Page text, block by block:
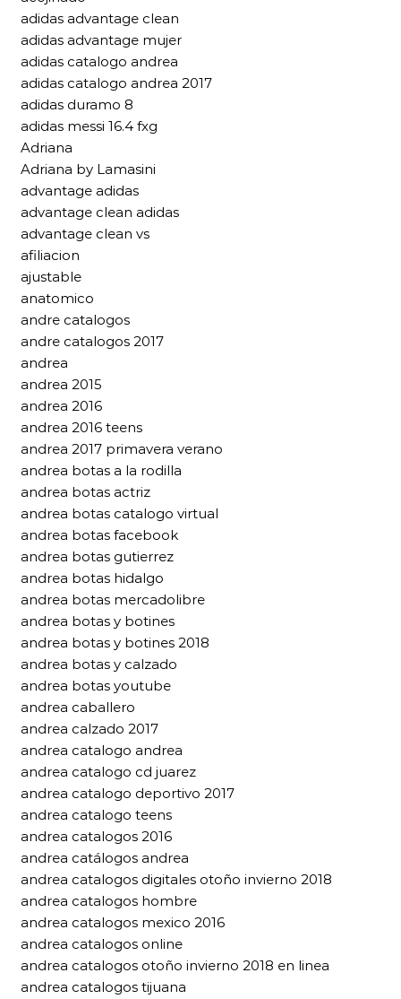
adidas advantage clean
adidas advantage mujer
adidas catalogo andrea
adidas catalogo andrea 2017
adidas duramo 8
adidas messi 16.4 fxg
Adriana
Adriana by Lamasini
advantage adidas
advantage clean adidas
advantage clean vs
afiliacion
ajustable
anatomico
andre catalogos
andre catalogos 2017
andrea
andrea 2015
andrea 2016
andrea 2016 teens
andrea 2017 primavera verano
andrea botas a la rodilla
andrea botas actriz
andrea botas catalogo virtual
andrea botas facebook
andrea botas gutierrez
andrea botas hidalgo
andrea botas mercadolibre
andrea botas y botines
andrea botas y botines 2018
andrea botas y calzado
andrea botas youtube
andrea caballero
andrea calzado 2017
andrea catalogo andrea
andrea catalogo cd juarez
andrea catalogo deportivo 2017
andrea catalogo teens
andrea catalogos 2016
andrea catálogos andrea
andrea catalogos digitales otoño invierno 2018
andrea catalogos hombre
andrea catalogos mexico 2016
andrea catalogos online
andrea catalogos otoño invierno 2018 en linea
andrea catalogos tijuana